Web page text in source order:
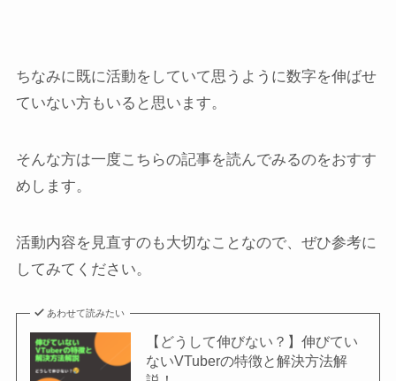
ちなみに既に活動をしていて思うように数字を伸ばせ
ていない方もいると思います。
そんな方は一度こちらの記事を読んでみるのをおすす
めします。
活動内容を見直すのも大切なことなので、ぜひ参考に
してみてください。
あわせて読みたい
【どうして伸びない？】伸びてい
ないVTuberの特徴と解決方法解